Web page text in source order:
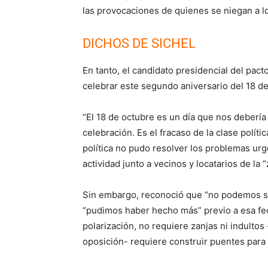
las provocaciones de quienes se niegan a
DICHOS DE SICHEL
En tanto, el candidato presidencial del
celebrar este segundo aniversario del 18
“El 18 de octubre es un día que nos
celebración. Es el fracaso de la clase
política no pudo resolver los problemas
actividad junto a vecinos y locatarios de la
Sin embargo, reconoció que “no
“pudimos haber hecho más” previo a esa
polarización, no requiere zanjas ni
oposición- requiere construir puentes para